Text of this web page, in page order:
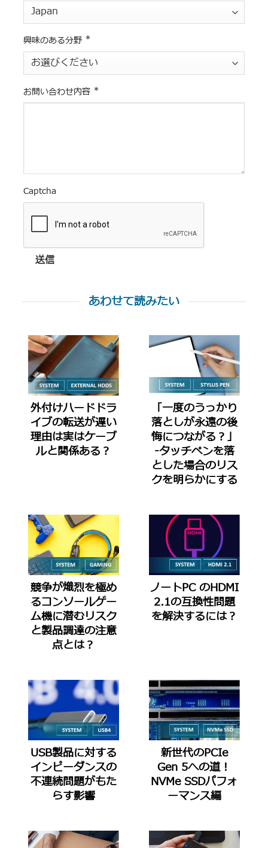
興味のある分野 *
お問い合わせ内容 *
Captcha
送信
あわせて読みたい
外付けハードドラ
イブの転送が遅い
理由は実はケーブ
ルと関係ある？
「一度のうっかり
落としが永遠の後
悔につながる？」
-タッチペンを落
とした場合のリス
クを明らかにする
競争が熾烈を極め
るコンソールゲー
ム機に潜むリスク
と製品調達の注意
点とは？
ノートPC のHDMI
2.1の互換性問題
を解決するには？
USB製品に対する
インピーダンスの
不連続問題がもた
らす影響
新世代のPCIe
Gen 5への道！
NVMe SSDパフォ
ーマンス編